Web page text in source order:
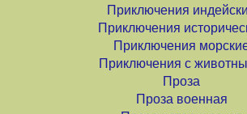
Приключения
Приключения
Приключения
Приключения с
Проза
Проза военная